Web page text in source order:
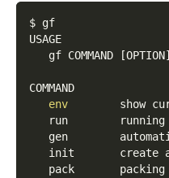
$ gf
USAGE
   gf COMMAND
[OPTION]
COMMAND
env
show
run
gen
init       create
pack